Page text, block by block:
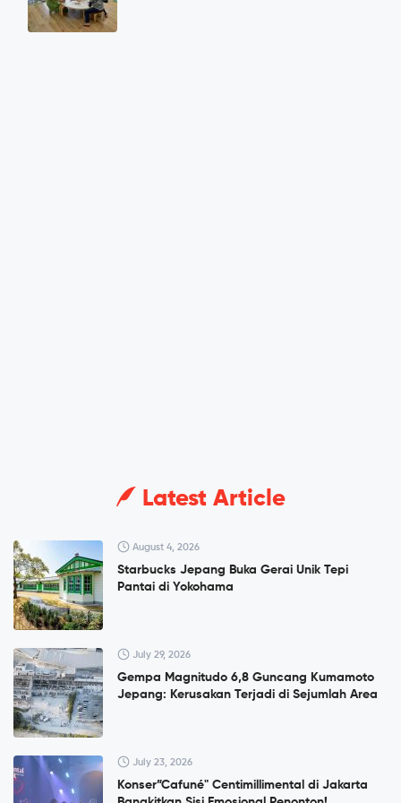
Latest Article
August 4, 2026
Starbucks Jepang Buka Gerai Unik Tepi
Pantai di Yokohama
July 29, 2026
Gempa Magnitudo 6,8 Guncang Kumamoto
Jepang: Kerusakan Terjadi di Sejumlah Area
July 23, 2026
Konser”Cafuné" Centimillimental di Jakarta